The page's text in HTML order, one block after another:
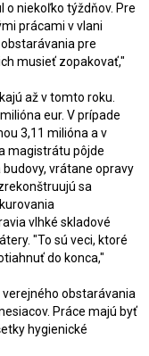
o niekoľko týždňov. Pre
prácami v vlani
pre
musieť zopakovať,"
až v tomto roku.
eur. V prípade
3,11 milióna a v
magistrátu pôjde
vrátane opravy
sa
vlhké skladové
"To sú veci, ktoré
do konca,"
obstarávania
Práce majú byť
hygienické